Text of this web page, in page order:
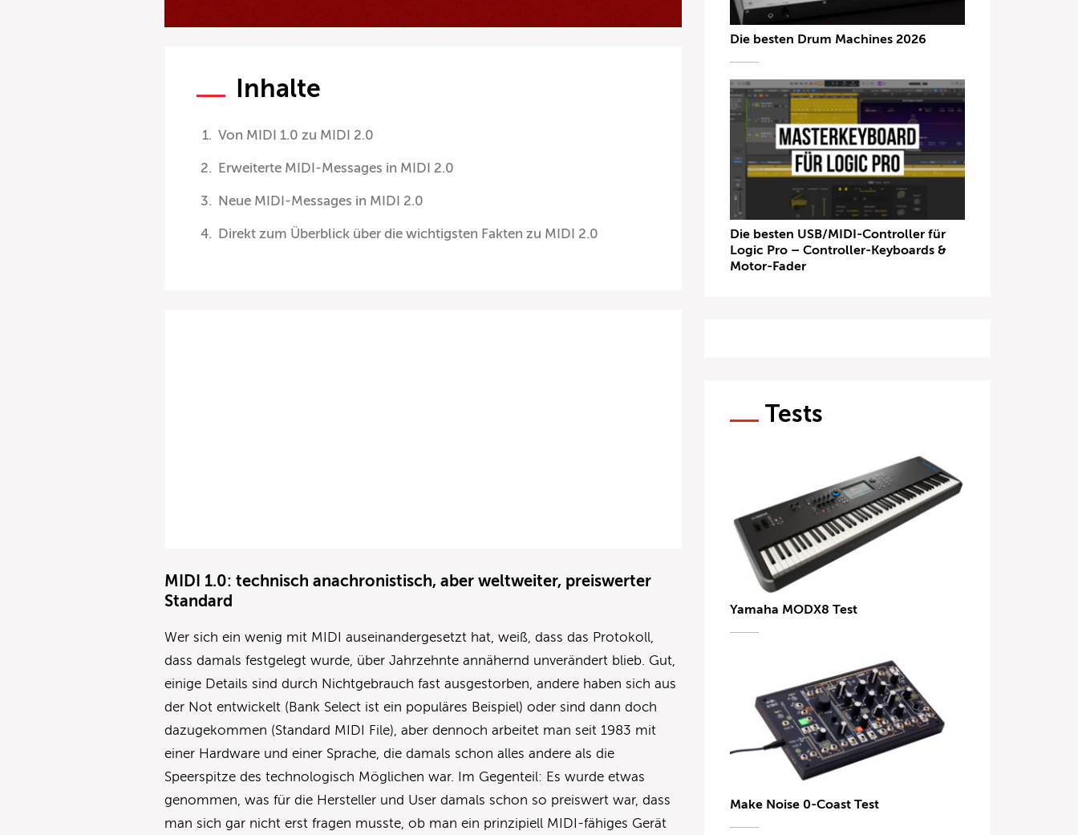
Inhalte
Von MIDI 1.0 zu MIDI 2.0
Erweiterte MIDI-Messages in MIDI 2.0
Neue MIDI-Messages in MIDI 2.0
Direkt zum Überblick über die wichtigsten Fakten zu MIDI 2.0
MIDI 1.0: technisch anachronistisch, aber weltweiter, preiswerter
Standard
Wer sich ein wenig mit MIDI auseinandergesetzt hat, weiß, dass das Protokoll,
dass damals festgelegt wurde, über Jahrzehnte annähernd unverändert blieb. Gut,
einige Details sind durch Nichtgebrauch fast ausgestorben, andere haben sich aus
der Not entwickelt (Bank Select ist ein populäres Beispiel) oder sind dann doch
dazugekommen (Standard MIDI File), aber dennoch arbeitet man seit 1983 mit
einer Hardware und einer Sprache, die damals schon alles andere als die
Speerspitze des technologisch Möglichen war. Im Gegenteil: Es wurde etwas
genommen, was für die Hersteller und User damals schon so preiswert war, dass
man sich gar nicht erst fragen musste, ob man ein prinzipiell MIDI-fähiges Gerät
Die besten Drum Machines 2026
Die besten USB/MIDI-Controller für
Logic Pro – Controller-Keyboards &
Motor-Fader
Tests
Yamaha MODX8 Test
Make Noise 0-Coast Test